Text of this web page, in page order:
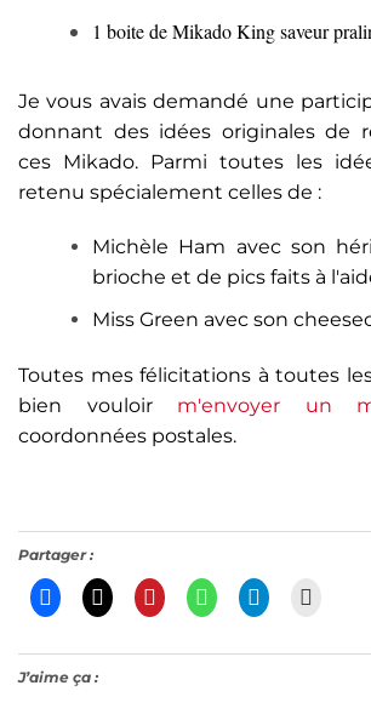
1 boite de Mikado King saveur
Je vous avais demandé une
donnant des idées originales de
ces Mikado. Parmi toutes les
retenu spécialement celles de :
Michèle Ham avec son
brioche et de pics faits à
Miss Green avec son
​Toutes mes félicitations à toutes
bien vouloir m'envoyer un
coordonnées postales.
Partager :
J’aime ça :